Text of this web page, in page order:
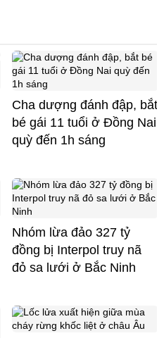
Cha dượng đánh đập, bắt
bé gái 11 tuổi ở Đồng Nai
quỳ đến 1h sáng
Nhóm lừa đảo 327 tỷ
đồng bị Interpol truy nã
đỏ sa lưới ở Bắc Ninh